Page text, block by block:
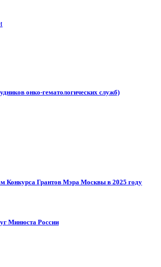
онко-гематологических служб)
Конкурса Грантов Мэра Москвы в 2025 году
Минюста России